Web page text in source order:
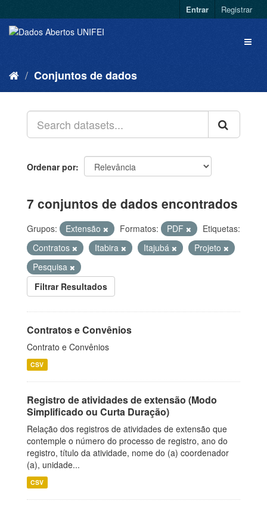
Entrar Registrar
Conjuntos de dados
Ordenar por
7 conjuntos de dados encontrados
Grupos: Extensão Formatos: PDF
Etiquetas:
Contratos
Itabira Itajubá
Projeto
Pesquisa
Filtrar Resultados
Contratos e Convênios
Contrato e Convênios
CSV
Registro de atividades de extensão (Modo
Simplificado ou Curta Duração)
Relação dos registros de atividades de extensão que
contemple o número do processo de registro, ano do
registro, título da atividade, nome do (a) coordenador
(a), unidade...
CSV